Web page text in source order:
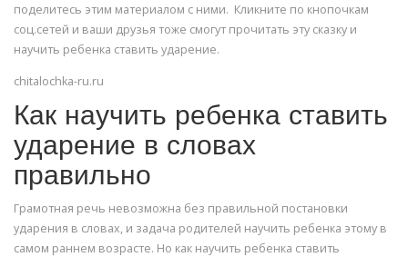
поделитесь этим материалом с ними. Кликните по кнопочкам
соц.сетей и ваши друзья тоже смогут прочитать эту сказку и
научить ребенка ставить ударение.
chitalochka-ru.ru
Как научить ребенка ставить
ударение в словах
правильно
Грамотная речь невозможна без правильной постановки
ударения в словах, и задача родителей научить ребенка этому в
самом раннем возрасте. Но как научить ребенка ставить